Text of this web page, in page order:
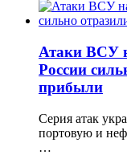
Атаки ВСУ
России
прибыли
Серия атак
портовую и
…